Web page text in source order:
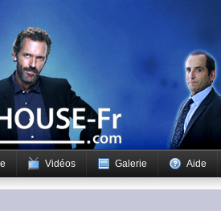
Vidéos Galerie Aide